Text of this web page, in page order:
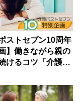
ストセブン10周年
】働きながら親の
けるコツ「介護は
続くことも…3つ
ズに分けて考えて
【社会福祉士解